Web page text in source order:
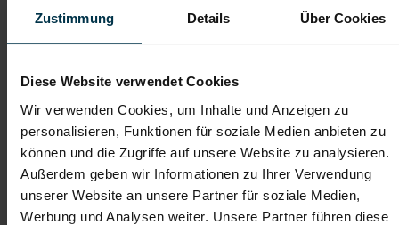
Zustimmung Details Über Cookies
Diese Website verwendet Cookies
Wir verwenden Cookies, um Inhalte und Anzeigen zu
personalisieren, Funktionen für soziale Medien anbieten zu
können und die Zugriffe auf unsere Website zu analysieren.
Außerdem geben wir Informationen zu Ihrer Verwendung
unserer Website an unsere Partner für soziale Medien,
Werbung und Analysen weiter. Unsere Partner führen diese
Dateianhänge (max. 30MB gesamt - Bilder, Word oder PDF)
Bewerbungsschreiben
Empfehlungschreiben / Zeugnisse